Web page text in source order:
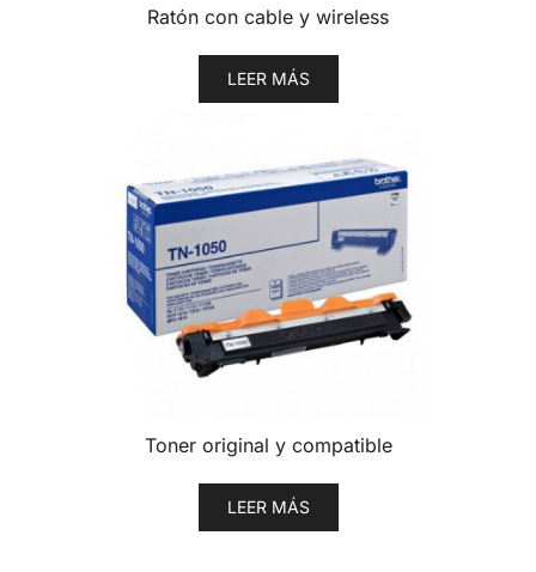
Ratón con cable y wireless
LEER MÁS
Toner original y compatible
LEER MÁS